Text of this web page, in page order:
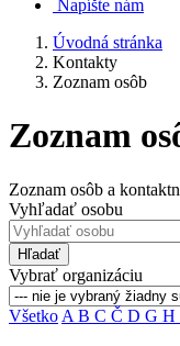
Napíšte nám
Úvodná stránka
Kontakty
Zoznam osôb
Zoznam
Zoznam osôb a
Vyhľadať osobu
Hľadať
Vybrať organizáciu
Všetko A B C Č D G H